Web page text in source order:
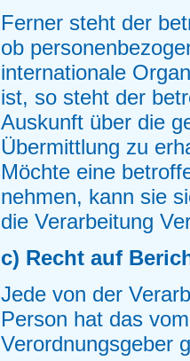
Ferner steht der
ob
internationale
ist, so steht der
Auskunft über die
Übermittlung zu
Möchte eine
nehmen, kann sie
die Verarbeitung
c) Recht auf
Jede von der
Person hat das
Verordnungsgeber